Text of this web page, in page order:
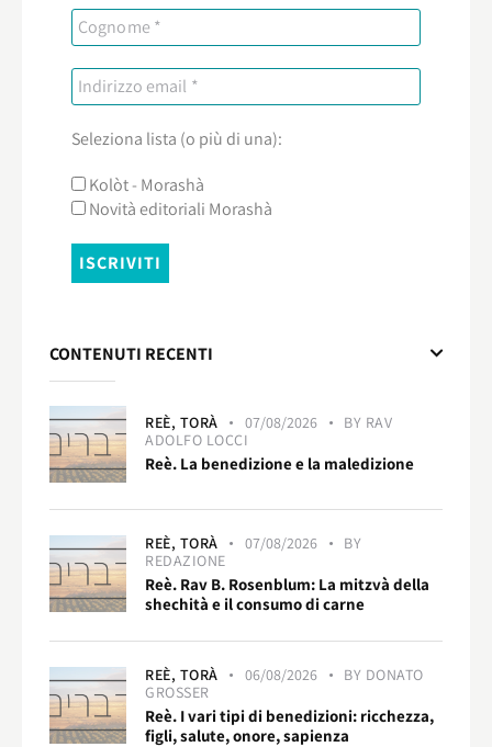
Seleziona lista (o più di una):
Kolòt - Morashà
Novità editoriali Morashà
CONTENUTI RECENTI
REÈ, TORÀ 07/08/2026 BY RAV
ADOLFO LOCCI
Reè. La benedizione e la maledizione
REÈ, TORÀ 07/08/2026
BY
REDAZIONE
Reè. Rav B. Rosenblum: La mitzvà della
shechità e il consumo di carne
REÈ, TORÀ 06/08/2026 BY DONATO
GROSSER
Reè. I vari tipi di benedizioni: ricchezza,
figli, salute, onore, sapienza